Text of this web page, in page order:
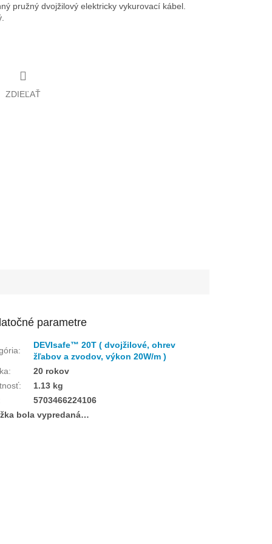
pružný dvojžilový elektricky vykurovací kábel.
ZDIEĽAŤ
parametre
:
DEVIsafe™ 20T ( dvojžilové, ohrev
žľabov a zvodov, výkon 20W/m )
:
20 rokov
:
1.13 kg
5703466224106
bola vypredaná…